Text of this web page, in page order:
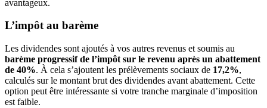
avantageux.
L’impôt au barème
Les dividendes sont ajoutés à vos autres revenus et soumis au
barème progressif de l’impôt sur le revenu après un abattement
de 40%. À cela s’ajoutent les prélèvements sociaux de 17,2%,
calculés sur le montant brut des dividendes avant abattement. Cette
option peut être intéressante si votre tranche marginale d’imposition
est faible.